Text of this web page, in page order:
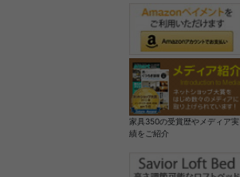
家具350の受賞歴やメディア実
績をご紹介